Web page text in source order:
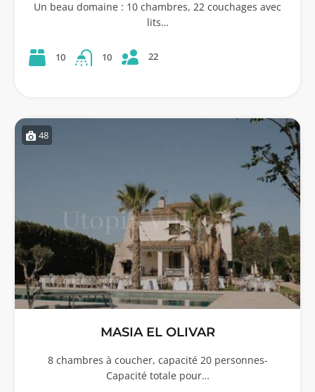
Un beau domaine : 10 chambres, 22 couchages avec
lits…
10 10 22
48
MASIA EL OLIVAR
8 chambres à coucher, capacité 20 personnes-
Capacité totale pour…